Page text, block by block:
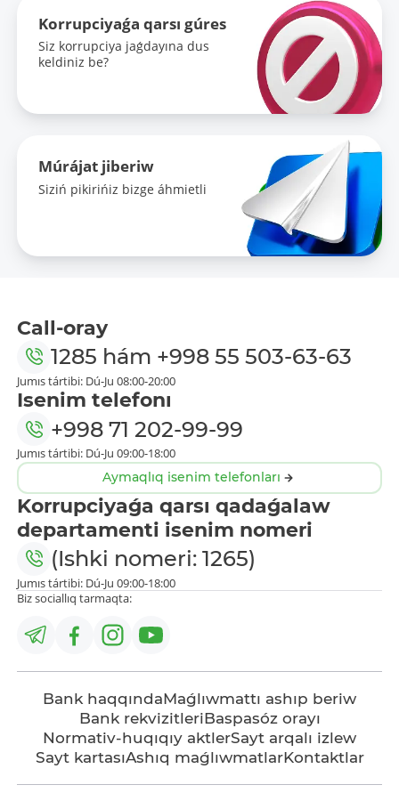
Korrupciyaǵa qarsı gúres
Siz korrupciya jaǵdayına dus
keldiniz be?
Múrájat jiberiw
Siziń pikirińiz bizge áhmietli
Call-oray
1285 hám +998 55 503-63-63
Jumıs tártibi: Dú-Ju 08:00-20:00
Isenim telefonı
+998 71 202-99-99
Jumıs tártibi: Dú-Ju 09:00-18:00
Aymaqlıq isenim telefonları
Korrupciyaǵa qarsı qadaǵalaw
departamenti isenim nomeri
(Ishki nomeri: 1265)
Jumıs tártibi: Dú-Ju 09:00-18:00
Biz sociallıq tarmaqta:
Bank haqqındaMaǵlıwmattı ashıp beriw
Bank rekvizitleriBaspasóz orayı
Normativ-huqıqıy aktlerSayt arqalı izlew
Sayt kartasıAshıq maǵlıwmatlarKontaktlar